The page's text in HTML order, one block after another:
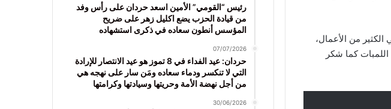
من الأعمال،
اللمبات كما شكر
رئيس “القومي” الأمين اسعد حردان على رأس وفد
من قيادة الحزب يضع اكليل زهر على ضريح
المؤسس أنطون سعاده في ذكرى استشهاده
07/07/2026
حردان: عيد الفداء في 8 تموز هو عيد الانتصار للإرادة
التي لا تنكسر ودماء سعاده ومَن سار على نهجه هي
من أجل نهضة الأمة وحريتها وسيادتها وكرامتها
30/06/2026